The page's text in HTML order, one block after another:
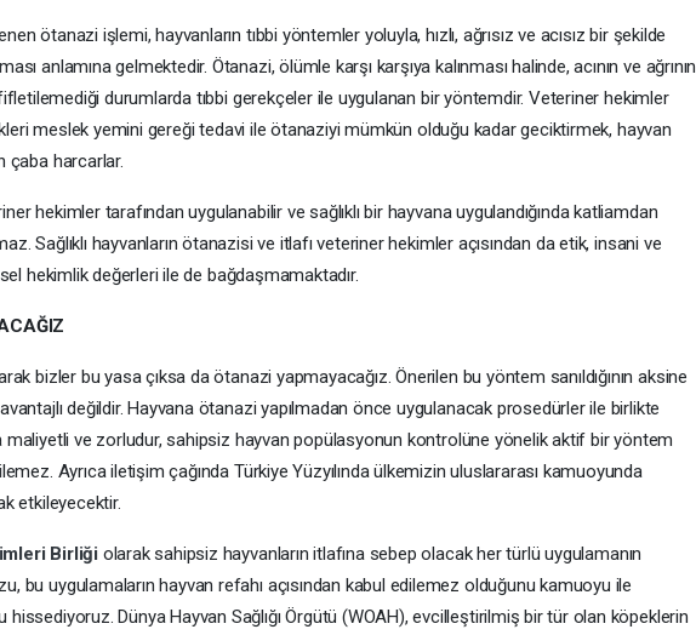
ötanazi işlemi, hayvanların tıbbi yöntemler yoluyla, hızlı, ağrısız ve acısız bir şekilde
anlamına gelmektedir. Ötanazi, ölümle karşı karşıya kalınması halinde, acının ve ağrının
durumlarda tıbbi gerekçeler ile uygulanan bir yöntemdir. Veteriner hekimler
meslek yemini gereği tedavi ile ötanaziyi mümkün olduğu kadar geciktirmek, hayvan
çaba harcarlar.
hekimler tarafından uygulanabilir ve sağlıklı bir hayvana uygulandığında katliamdan
Sağlıklı hayvanların ötanazisi ve itlafı veteriner hekimler açısından da etik, insani ve
hekimlik değerleri ile de bağdaşmamaktadır.
bizler bu yasa çıksa da ötanazi yapmayacağız. Önerilen bu yöntem sanıldığının aksine
değildir. Hayvana ötanazi yapılmadan önce uygulanacak prosedürler ile birlikte
maliyetli ve zorludur, sahipsiz hayvan popülasyonun kontrolüne yönelik aktif bir yöntem
Ayrıca iletişim çağında Türkiye Yüzyılında ülkemizin uluslararası kamuoyunda
etkileyecektir.
Birliği olarak sahipsiz hayvanların itlafına sebep olacak her türlü uygulamanın
bu uygulamaların hayvan refahı açısından kabul edilemez olduğunu kamuoyu ile
Dünya Hayvan Sağlığı Örgütü (WOAH), evcilleştirilmiş bir tür olan köpeklerin